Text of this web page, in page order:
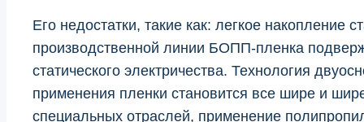
Его недостатки, такие как: легкое накопление
производственной линии БОПП-пленка
статического электричества. Технология
применения пленки становится все шире и
специальных отраслей, применение